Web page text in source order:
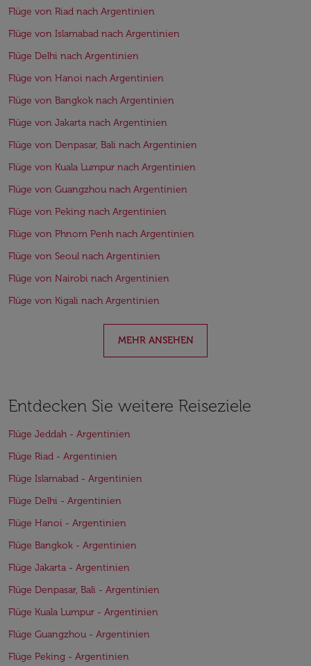
Flüge von Riad nach Argentinien
Flüge von Islamabad nach Argentinien
Flüge Delhi nach Argentinien
Flüge von Hanoi nach Argentinien
Flüge von Bangkok nach Argentinien
Flüge von Jakarta nach Argentinien
Flüge von Denpasar, Bali nach Argentinien
Flüge von Kuala Lumpur nach Argentinien
Flüge von Guangzhou nach Argentinien
Flüge von Peking nach Argentinien
Flüge von Phnom Penh nach Argentinien
Flüge von Seoul nach Argentinien
Flüge von Nairobi nach Argentinien
Flüge von Kigali nach Argentinien
MEHR ANSEHEN
Entdecken Sie weitere Reiseziele
Flüge Jeddah - Argentinien
Flüge Riad - Argentinien
Flüge Islamabad - Argentinien
Flüge Delhi - Argentinien
Flüge Hanoi - Argentinien
Flüge Bangkok - Argentinien
Flüge Jakarta - Argentinien
Flüge Denpasar, Bali - Argentinien
Flüge Kuala Lumpur - Argentinien
Flüge Guangzhou - Argentinien
Flüge Peking - Argentinien